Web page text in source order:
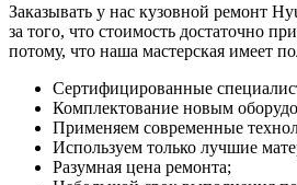
Заказывать у нас кузовной ремонт
за того, что стоимость достаточно
потому, что наша мастерская имеет
Сертифицированные
Комплектование новым
Применяем современные
Используем только лучшие
Разумная цена ремонта;